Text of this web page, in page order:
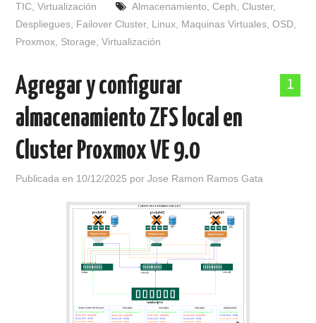
TIC ,Virtualización Almacenamiento Ceph Cluster,
Despliegues Failover Cluster, Linux Maquinas Virtuales ,OSD
Proxmox Storage ,Virtualización
1
Agregar y configurar
almacenamiento ZFS local en
Cluster Proxmox VE 9.0
Publicada en 10/12/2025 porJose Ramon Ramos Gata